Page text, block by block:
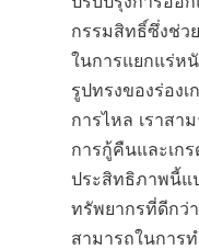
กรรมสิทธิ์ซึ่งช่ว
ในการแยกแร่ห
รูปทรงของร่อง
การไหล เราสา
การกู้คืนและเก
ประสิทธิภาพนี้แ
ทรัพยากรที่ดีกว่
สามารถในการ